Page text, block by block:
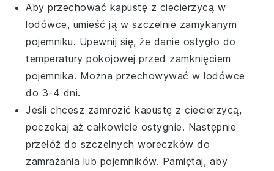
Aby przechować kapustę z ciecierzycą w
lodówce, umieść ją w szczelnie zamykanym
pojemniku. Upewnij się, że danie ostygło do
temperatury pokojowej przed zamknięciem
pojemnika. Można przechowywać w lodówce
do 3-4 dni.
Jeśli chcesz zamrozićkapustę z ciecierzycą,
poczekaj aż całkowicie ostygnie. Następnie
przełóż do szczelnych woreczków do
zamrażania lub pojemników. Pamiętaj, aby